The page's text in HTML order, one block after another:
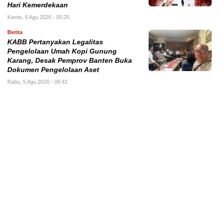
Hari Kemerdekaan
Kamis, 6 Agu 2026 - 05:25
Berita
KABB Pertanyakan Legalitas
Pengelolaan Umah Kopi Gunung
Karang, Desak Pemprov Banten Buka
Dokumen Pengelolaan Aset
Rabu, 5 Agu 2026 - 08:42